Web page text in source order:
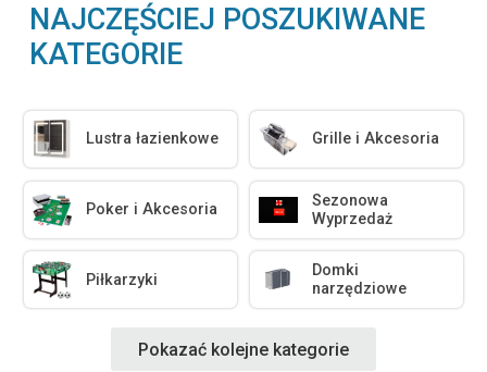
NAJCZĘŚCIEJ POSZUKIWANE
KATEGORIE
Lustra łazienkowe Grille i Akcesoria
Poker i Akcesoria
Sezonowa
Wyprzedaż
Piłkarzyki
Domki
narzędziowe
Pokazać kolejne kategorie